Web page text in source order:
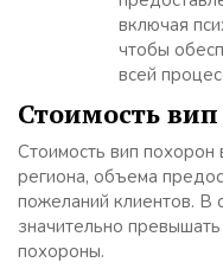
включая
чтобы
всей
Стоимость
Стоимость вип похорон
региона, объема
пожеланий клиентов. В
значительно
похороны.